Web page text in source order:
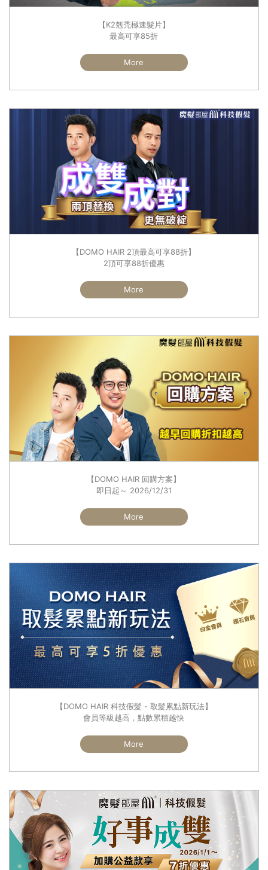
【K2剋禿極速髮片】
最高可享85折
More
【DOMO HAIR 2頂最高可享88折】
2頂可享88折優惠
More
【DOMO HAIR 回購方案】
即日起～ 2026/12/31
More
【DOMO HAIR 科技假髮 - 取髮累點新玩法】
會員等級越高，點數累積越快
More